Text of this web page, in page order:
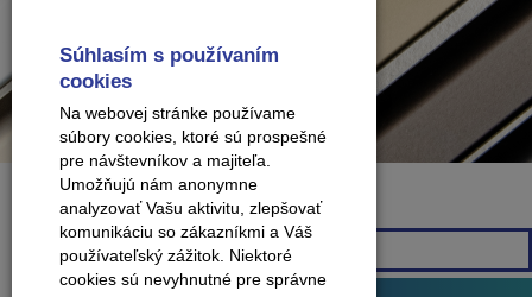
Značka
Všetky značky
Súhlasím s používaním
cookies
Na webovej stránke používame
súbory cookies, ktoré sú prospešné
pre návštevníkov a majiteľa.
Umožňujú nám anonymne
analyzovať Vašu aktivitu, zlepšovať
komunikáciu so zákazníkmi a Váš
používateľský zážitok. Niektoré
cookies sú nevyhnutné pre správne